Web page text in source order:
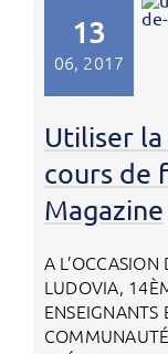
13
06, 2017
Utiliser
cours de
Magazine
A L’OCCASION
LUDOVIA,
ENSEIGNANTS